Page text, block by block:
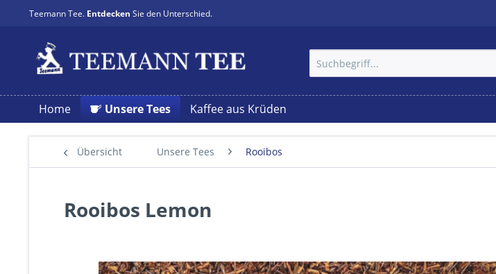
Teemann Tee. Entdecken Sie den Unterschied.
Home Unsere Tees Kaffee aus Krüden
Übersicht Unsere Tees Rooibos
Rooibos Lemon